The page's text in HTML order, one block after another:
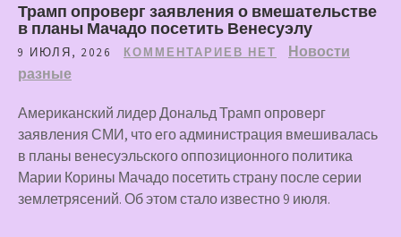
Трамп опроверг заявления о вмешательстве
в планы Мачадо посетить Венесуэлу
9 ИЮЛЯ, 2026 КОММЕНТАРИЕВ НЕТ
Новости
разные
Американский лидер Дональд Трамп опроверг
заявления СМИ, что его администрация вмешивалась
в планы венесуэльского оппозиционного политика
Марии Корины Мачадо посетить страну после серии
землетрясений. Об этом стало известно 9 июля.